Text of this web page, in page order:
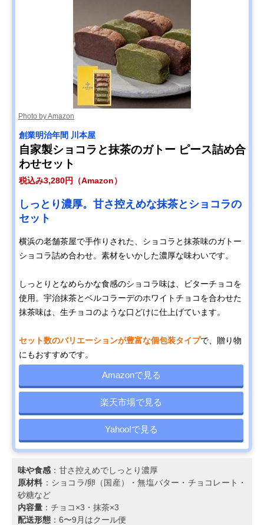
Photo by Amazon
創業明治年間 川本屋
自家製ショコラと抹茶のガトー ピース詰め合
わせセット
税込み3,280円（Amazon）
しっとり濃厚。甘さ控えめな抹茶とショコラの
セット
横浜の老舗茶屋で手作りされた、ショコラと抹茶味のガトー
ショコラ詰め合わせ。素材をいかした濃厚な味わいです。
しっとりとなめらかな食感のショコラ味は、ビターチョコを
使用。宇治抹茶とベルコラーデのホワイトチョコを合わせた
抹茶味は、生チョコのような口どけに仕上げています。
セット数のバリエーションが豊富な個包装タイプで、贈り物
にもおすすめです。
Amazonで見る
楽天市場で見る
Yahoo!で見る
味や食感 ：甘さ控えめでしっとり濃厚
原材料 ：ショコラ/卵（国産）・無塩バター・チョコレート・
砂糖など
内容量 ：チョコ×3・抹茶×3
配送形態 ：6〜9月はクール便